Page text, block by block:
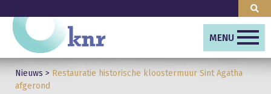
MENU
Nieuws > Restauratie historische kloostermuur Sint Agatha
afgerond